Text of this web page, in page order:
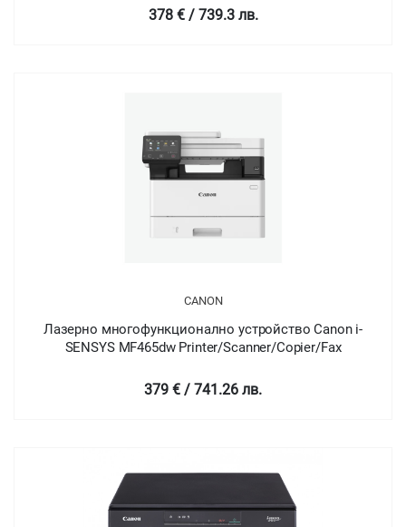
378 € / 739.3 лв.
CANON
Лазерно многофункционално устройство Canon i-
SENSYS MF465dw Printer/Scanner/Copier/Fax
379 € / 741.26 лв.